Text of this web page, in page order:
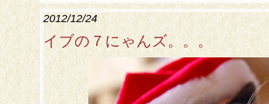
2012/12/24
イブの７にゃんズ。。。